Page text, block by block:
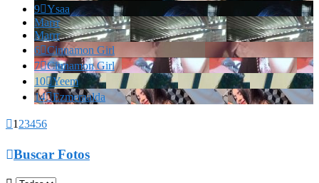
9Ysaa
Marrr
Marrr
6Cinnamon Girl
7Cinnamon Girl
10Yeem
14Ezmeraalda
1 23456
Buscar Fotos